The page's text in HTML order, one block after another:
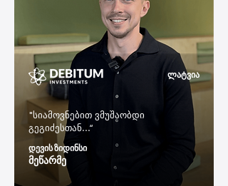
ლატვია
დევის ზიდინსი
"სიამოვნებით ვმუშაობდი
გეგიძესთან...“
მეწარმე